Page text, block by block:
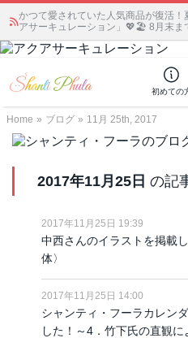
かつて愛されていた人気商品が復活
アサーキュレーション」💖🏖️ 8月末ま
初めての
Home » ブログ » 11月 25th, 2017
2017年11月25日 の記
2017年11月25日 19:39
中西さんのイラストを掲載
体〉
2017年11月25日 14:00
シャンティ・フーラカレン
した！～4．竹下氏の直観に